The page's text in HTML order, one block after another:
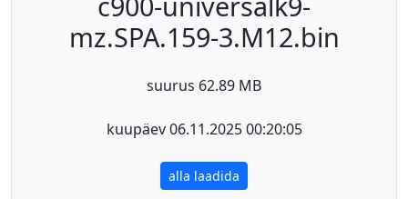
mz.SPA.159-3.M12.bin
suurus 62.89 MB
kuupäev 06.11.2025 00:20:05
alla laadida